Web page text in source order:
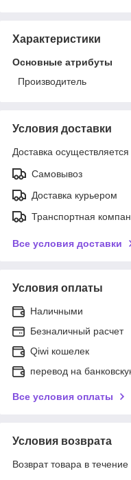
Характеристики
Основные атрибуты
Производитель
Условия доставки
Доставка
Самовывоз
Доставка курьером
Транспортная
Все условия доставки
Условия оплаты
Наличными
Безналичный расчет
Qiwi кошелек
перевод на
Все условия оплаты
Условия возврата
Возврат товара в